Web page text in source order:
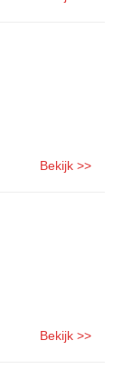
Bekijk >>
Bekijk >>